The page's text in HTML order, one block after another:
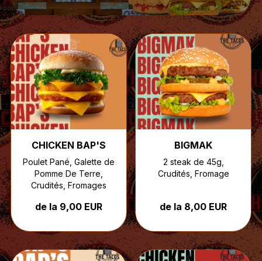
CHICKEN BAP'S
Poulet Pané, Galette de
Pomme De Terre,
Crudités, Fromages
de la 9,00 EUR
BIGMAK
2 steak de 45g,
Crudités, Fromage
de la 8,00 EUR